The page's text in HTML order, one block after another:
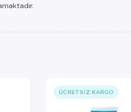
ÜCRETSIZ KARGO